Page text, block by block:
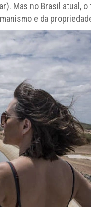
Mas no Brasil atual,
e da